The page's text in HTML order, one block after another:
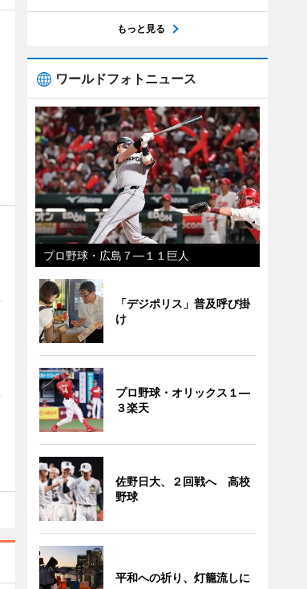
もっと見る
ワールドフォトニュース
プロ野球・広島７―１１巨人
「デジポリス」普及呼び掛
け
プロ野球・オリックス１―
３楽天
佐野日大、２回戦へ 高校
野球
平和への祈り、灯籠流しに